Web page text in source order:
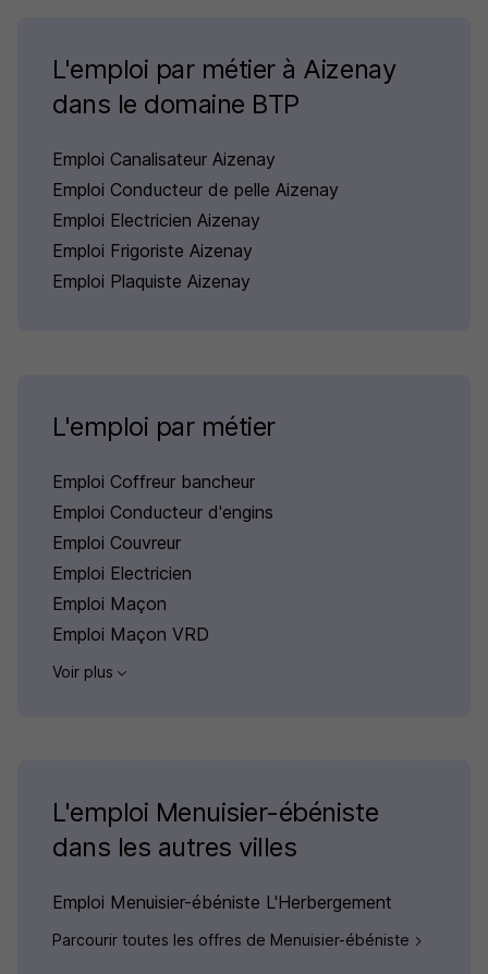
L'emploi par métier à Aizenay
dans le domaine BTP
Emploi Canalisateur Aizenay
Emploi Conducteur de pelle Aizenay
Emploi Electricien Aizenay
Emploi Frigoriste Aizenay
Emploi Plaquiste Aizenay
L'emploi par métier
Emploi Coffreur bancheur
Emploi Conducteur d'engins
Emploi Couvreur
Emploi Electricien
Emploi Maçon
Emploi Maçon VRD
Voir plus
L'emploi Menuisier-ébéniste
dans les autres villes
Emploi Menuisier-ébéniste L'Herbergement
Parcourir toutes les offres de Menuisier-ébéniste